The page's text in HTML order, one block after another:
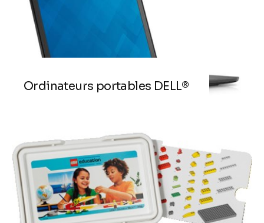
Ordinateurs portables DELL®